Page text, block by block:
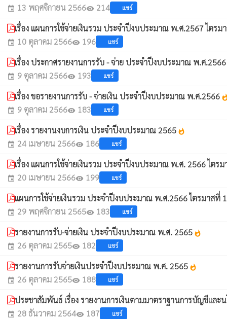
event 13 พฤศจิกายน 2566visibility 214 แชร์
เรื่อง แผนการใช้จ่ายเงินรวม ประจำปีงบประมาณ พ.ศ.2567 ไตร
event 10 ตุลาคม 2566visibility 196 แชร์
เรื่อง ประกาศรายงานการรับ - จ่าย ประจำปีงบประมาณ พ.ศ
event 9 ตุลาคม 2566visibility 193 แชร์
เรื่อง ขอรายงานการรับ - จ่ายเงิน ประจำปีงบประมาณ พ.ศ.2566
event 9 ตุลาคม 2566visibility 183 แชร์
เรื่อง รายงานงบการเงิน ประจำปีงบประมาณ 2565 whatshot
event 24 เมษายน 2566visibility 186 แชร์
เรื่อง แผนการใช้จ่ายเงินรวม ประจำปีงบประมาณ พ.ศ. 2566 ไต
event 20 เมษายน 2566visibility 199 แชร์
แผนการใช้จ่ายเงินรวม ประจำปีงบประมาณ พ.ศ.2566 ไตรมาสที่
event 29 พฤศจิกายน 2565visibility 183 แชร์
รายงานการรับ-จ่ายเงิน ประจำปีงบประมาณ พ.ศ. 2565 whatshot
event 26 ตุลาคม 2565visibility 182 แชร์
รายงานการรับจ่ายเงินประจำปีงบประมาณ พ.ศ. 2565 whatshot
event 26 ตุลาคม 2565visibility 188 แชร์
ประชาสัมพันธ์ เรื่อง รายงานการเงินตามมาตราฐานการบัญชีแล
event 28 ธันวาคม 2564visibility 187 แชร์